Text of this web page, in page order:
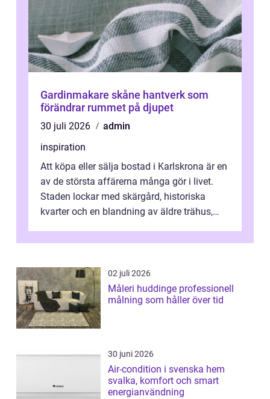
Gardinmakare skåne hantverk som
förändrar rummet på djupet
30 juli 2026
admin
inspiration
Att köpa eller sälja bostad i Karlskrona är en
av de största affärerna många gör i livet.
Staden lockar med skärgård, historiska
kvarter och en blandning av äldre trähus,
02 juli 2026
Måleri huddinge professionell
målning som håller över tid
30 juni 2026
Air-condition i svenska hem
svalka, komfort och smart
energianvändning